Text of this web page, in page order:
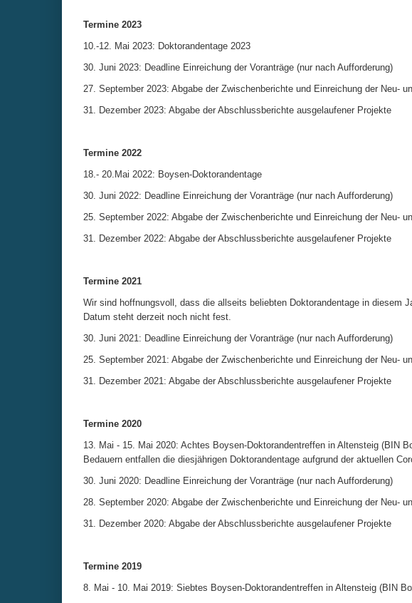
Termine 2023
10.-12. Mai 2023: Doktorandentage 2023
30. Juni 2023: Deadline Einreichung der Voranträge (nur nach Aufforderung)
27. September 2023: Abgabe der Zwischenberichte und Einreichung der Neu-
31. Dezember 2023: Abgabe der Abschlussberichte ausgelaufener Projekte
Termine 2022
18.- 20.Mai 2022: Boysen-Doktorandentage
30. Juni 2022: Deadline Einreichung der Voranträge (nur nach Aufforderung)
25. September 2022: Abgabe der Zwischenberichte und Einreichung der Neu-
31. Dezember 2022: Abgabe der Abschlussberichte ausgelaufener Projekte
Termine 2021
Wir sind hoffnungsvoll, dass die allseits beliebten Doktorandentage in diesem
Datum steht derzeit noch nicht fest.
30. Juni 2021: Deadline Einreichung der Voranträge (nur nach Aufforderung)
25. September 2021: Abgabe der Zwischenberichte und Einreichung der Neu-
31. Dezember 2021: Abgabe der Abschlussberichte ausgelaufener Projekte
Termine 2020
13. Mai - 15. Mai 2020: Achtes Boysen-Doktorandentreffen in Altensteig (BIN
Bedauern entfallen die diesjährigen Doktorandentage aufgrund der aktuellen
30. Juni 2020: Deadline Einreichung der Voranträge (nur nach Aufforderung)
28. September 2020: Abgabe der Zwischenberichte und Einreichung der Neu-
31. Dezember 2020: Abgabe der Abschlussberichte ausgelaufener Projekte
Termine 2019
8. Mai - 10. Mai 2019: Siebtes Boysen-Doktorandentreffen in Altensteig (BIN